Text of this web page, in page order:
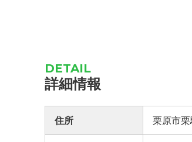
詳細情報
住所 栗原市